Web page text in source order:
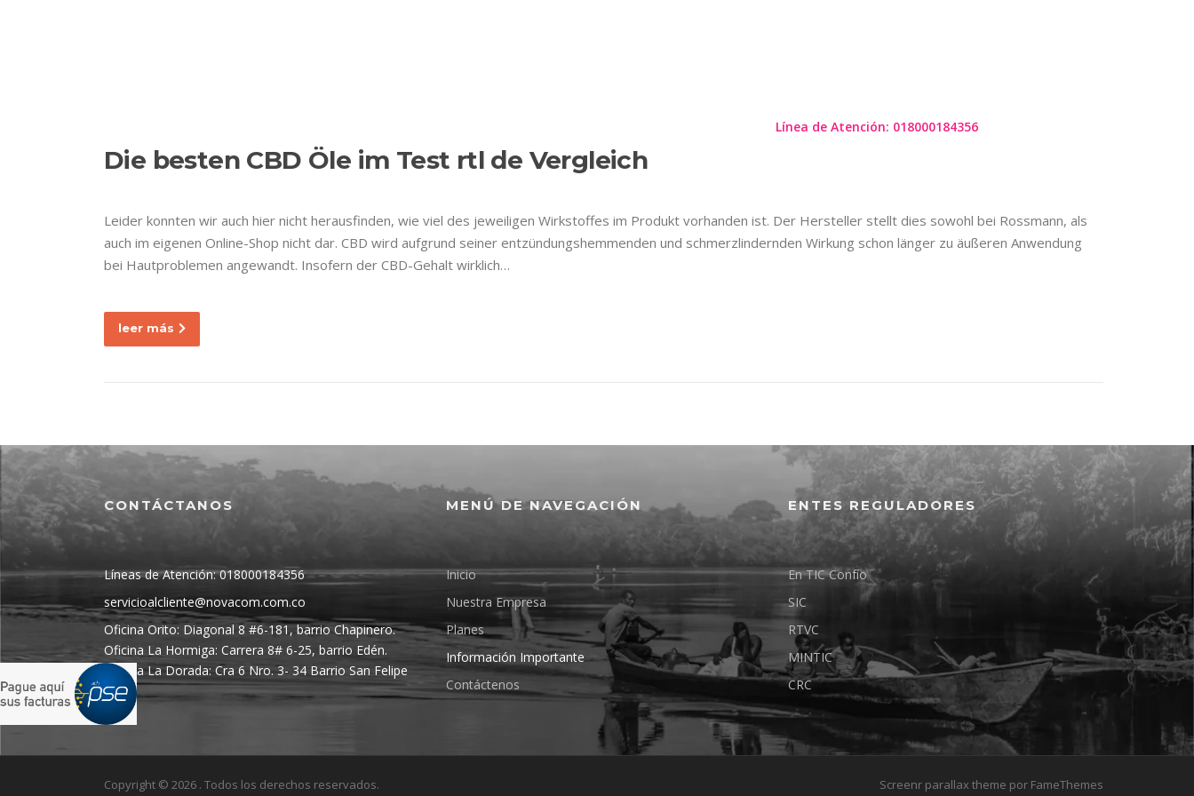
Línea de Atención: 018000184356
Die besten CBD Öle im Test rtl de Vergleich
Leider konnten wir auch hier nicht herausfinden, wie viel des jeweiligen Wirkstoffes im Produkt vorhanden ist. Der Hersteller stellt dies sowohl bei Rossmann, als
auch im eigenen Online-Shop nicht dar. CBD wird aufgrund seiner entzündungshemmenden und schmerzlindernden Wirkung schon länger zu äußeren Anwendung
bei Hautproblemen angewandt. Insofern der CBD-Gehalt wirklich…
leer más
CONTÁCTANOS
Líneas de Atención: 018000184356
servicioalcliente@novacom.com.co
Oficina Orito: Diagonal 8 #6-181, barrio Chapinero.
Oficina La Hormiga: Carrera 8# 6-25, barrio Edén.
Oficina La Dorada: Cra 6 Nro. 3- 34 Barrio San Felipe
MENÚ DE NAVEGACIÓN
Inicio
Nuestra Empresa
Planes
Información Importante
Contáctenos
ENTES REGULADORES
En TIC Confío
SIC
RTVC
MINTIC
CRC
Copyright © 2026 . Todos los derechos reservados. Screenr parallax theme por FameThemes